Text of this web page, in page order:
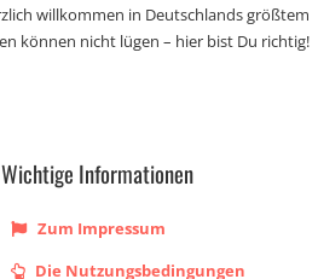
willkommen in Deutschlands größtem
können nicht lügen – hier bist Du richtig!
Wichtige Informationen
Zum Impressum
Die Nutzungsbedingungen